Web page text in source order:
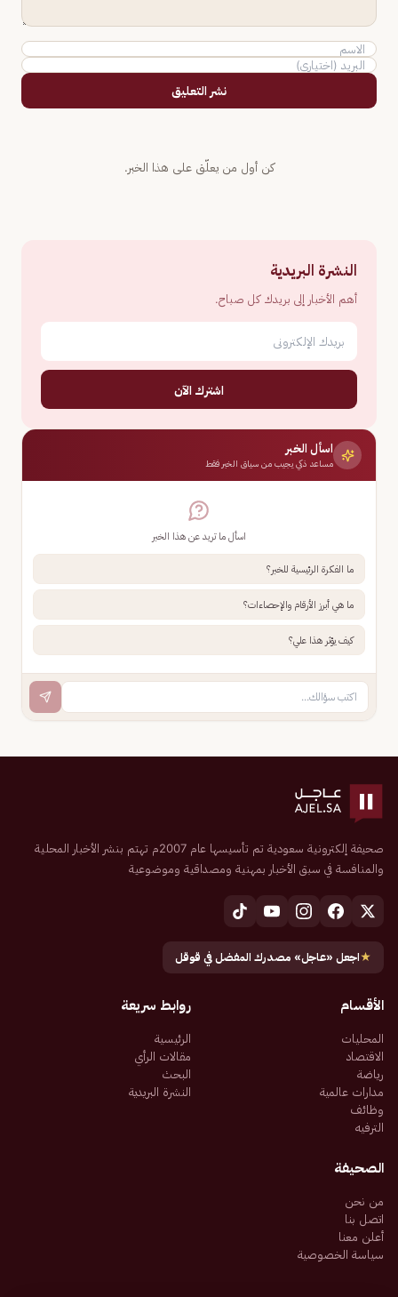
نشر التعليق
كن أول من يعلّق على هذا الخبر.
النشرة البريدية
أهم الأخبار إلى بريدك كل صباح.
اشترك الآن
اسأل الخبر
مساعد ذكي يجيب من سياق الخبر فقط
اسأل ما تريد عن هذا الخبر
ما الفكرة الرئيسية للخبر؟
ما هي أبرز الأرقام والإحصاءات؟
كيف يؤثر هذا علي؟
صحيفة إلكترونية سعودية تم تأسيسها عام 2007م تهتم بنشر الأخبار المحلية
والمنافسة في سبق الأخبار بمهنية ومصداقية وموضوعية
★اجعل «عاجل» مصدرك المفضل في قوقل
الأقسام
المحليات
الاقتصاد
رياضة
مدارات عالمية
وظائف
الترفيه
روابط سريعة
الرئيسية
مقالات الرأي
البحث
النشرة البريدية
الصحيفة
من نحن
اتصل بنا
أعلن معنا
سياسة الخصوصية